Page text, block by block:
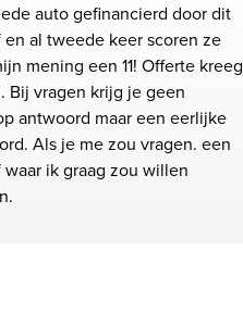
auto gefinancierd door dit
en al tweede keer scoren ze
mening een 11! Offerte kreeg
Bij vragen krijg je geen
antwoord maar een eerlijke
Als je me zou vragen. een
ik graag zou willen